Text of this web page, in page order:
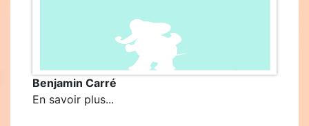
Benjamin Carré
En savoir plus...